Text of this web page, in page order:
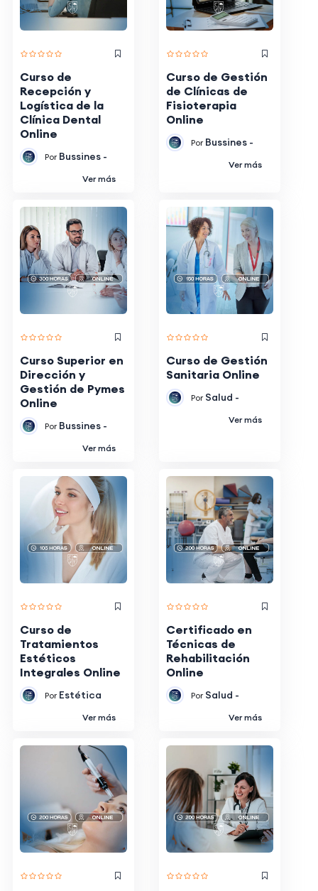
Curso de
Recepción y
Logística de la
Clínica Dental
Online
Por Bussines -
Ver más
Curso de Gestión
de Clínicas de
Fisioterapia
Online
Por Bussines -
Ver más
Curso Superior en
Dirección y
Gestión de Pymes
Online
Por Bussines -
Ver más
Curso de Gestión
Sanitaria Online
Por Salud -
Ver más
Curso de
Tratamientos
Estéticos
Integrales Online
Por Estética
Ver más
Certificado en
Técnicas de
Rehabilitación
Online
Por Salud -
Ver más